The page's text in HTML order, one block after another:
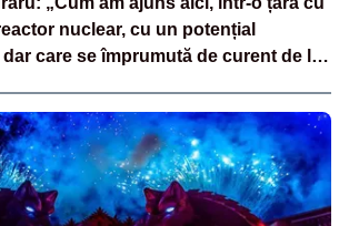
nuclear, cu un potențial
care se împrumută de curent de la